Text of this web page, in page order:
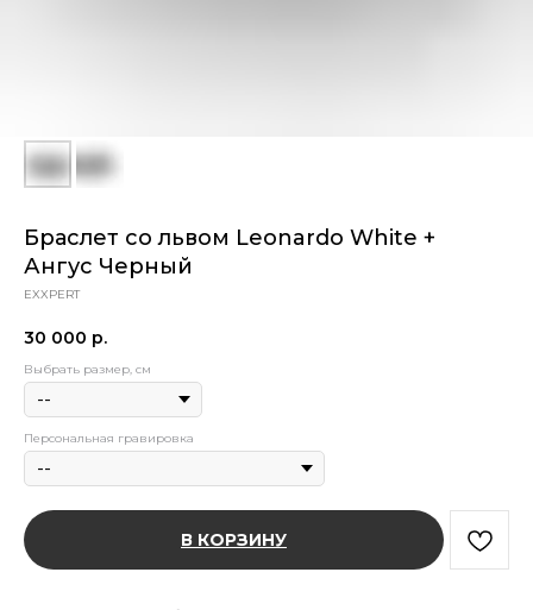
Браслет со львом Leonardo White +
Ангус Черный
EXXPERT
30 000 р.
Выбрать размер, см
Персональная гравировка
В КОРЗИНУ